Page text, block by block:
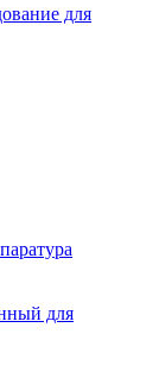
для
для